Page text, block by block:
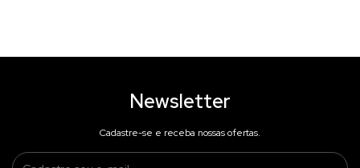
Newsletter
Cadastre-se e receba nossas ofertas.